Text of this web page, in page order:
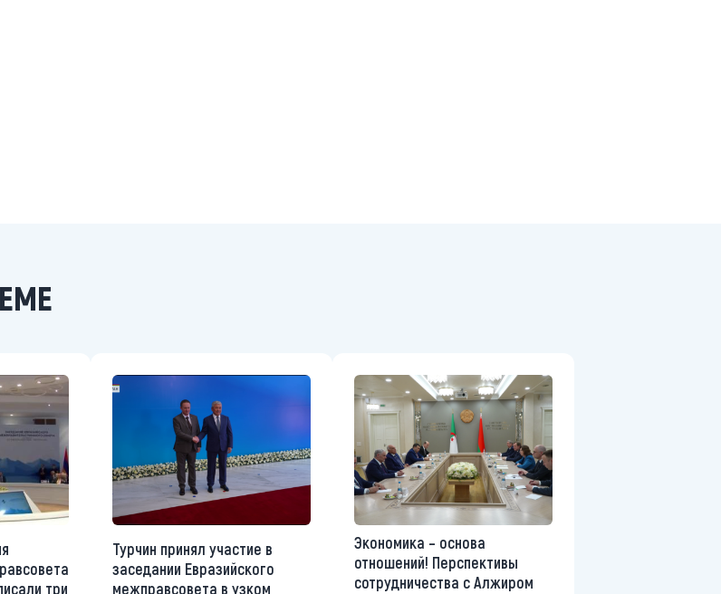
три
Турчин принял участие в
заседании Евразийского
межправсовета в узком
Экономика – основа
отношений! Перспективы
сотрудничества с Алжиром